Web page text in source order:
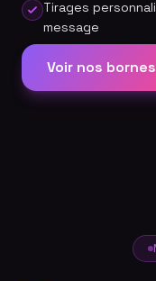
Tirages
message
Voir nos